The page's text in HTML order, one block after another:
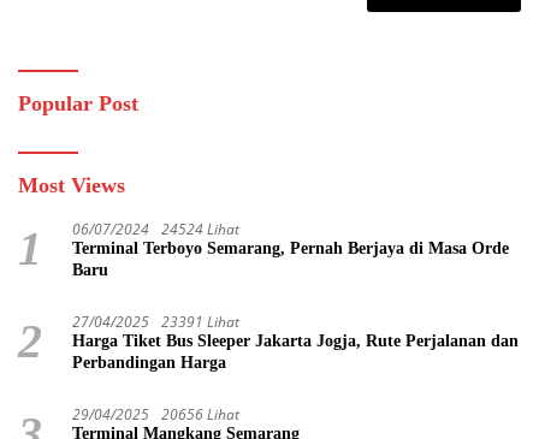
Popular Post
Most Views
1 06/07/2024 24524 Lihat
Terminal Terboyo Semarang, Pernah Berjaya di Masa Orde
Baru
2 27/04/2025 23391 Lihat
Harga Tiket Bus Sleeper Jakarta Jogja, Rute Perjalanan dan
Perbandingan Harga
29/04/2025 20656 Lihat
Terminal Mangkang Semarang